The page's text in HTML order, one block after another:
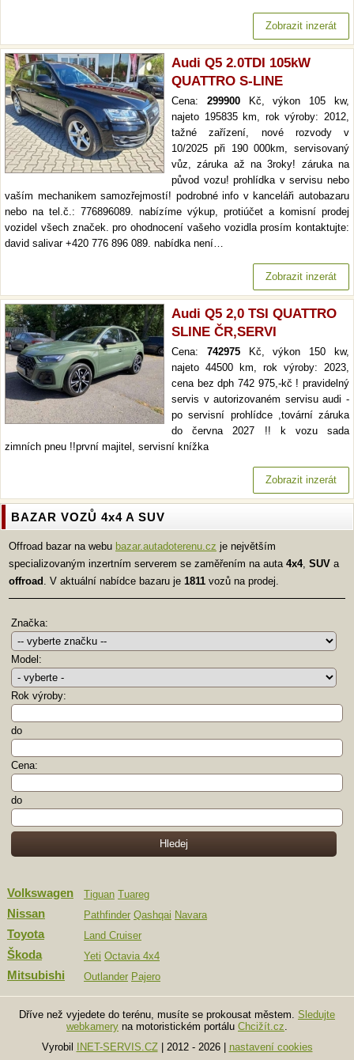
Zobrazit inzerát
Audi Q5 2.0TDI 105kW
QUATTRO S-LINE
Cena: 299900Kč, výkon 105 kw,
najeto 195835 km, rok výroby: 2012,
tažné zařízení, nové rozvody v
10/2025 při 190 000km, servisovaný
vůz, záruka až na 3roky! záruka na
původ vozu! prohlídka v servisu nebo
vaším mechanikem samozřejmostí! podrobné info v kanceláři autobazaru
nebo na tel.č.: 776896089. nabízíme výkup, protiúčet a komisní prodej
vozidel všech značek. pro ohodnocení vašeho vozidla prosím kontaktujte:
david salivar +420 776 896 089. nabídka není…
Zobrazit inzerát
Audi Q5 2,0 TSI QUATTRO
SLINE ČR,SERVI
Cena: 742975Kč, výkon 150 kw,
najeto 44500 km, rok výroby: 2023,
cena bez dph 742 975,-kč ! pravidelný
servis v autorizovaném servisu audi -
po servisní prohlídce ,tovární záruka
do června 2027 !! k vozu sada
zimních pneu !!první majitel, servisní knížka
Zobrazit inzerát
BAZAR VOZŮ 4x4 A SUV
Offroad bazar na webu bazar.autadoterenu.cz je největším
specializovaným inzertním serverem se zaměřením na auta 4x4, SUV a
offroad . V aktuální nabídce bazaru je 1811 vozů na prodej.
Značka:
Model:
Rok výroby:
do
Cena:
do
Volkswagen Tiguan Tuareg
Nissan Pathfinder Qashqai Navara
Toyota Land Cruiser
Škoda Yeti Octavia 4x4
Mitsubishi Outlander Pajero
Dříve než vyjedete do terénu, musíte se prokousat městem. Sledujte
webkamery na motoristickém portálu Chcižít.cz.
Vyrobil
INET-SERVIS.CZ| 2012 - 2026| nastavení cookies